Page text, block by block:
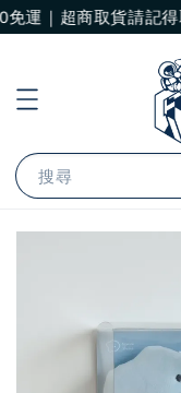
｜超商取貨請記得取
搜尋